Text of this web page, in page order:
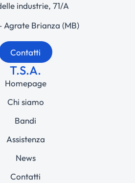
industrie, 71/A
Agrate Brianza (MB)
Contatti
T.S.A.
Homepage
Chi siamo
Bandi
Assistenza
News
Contatti